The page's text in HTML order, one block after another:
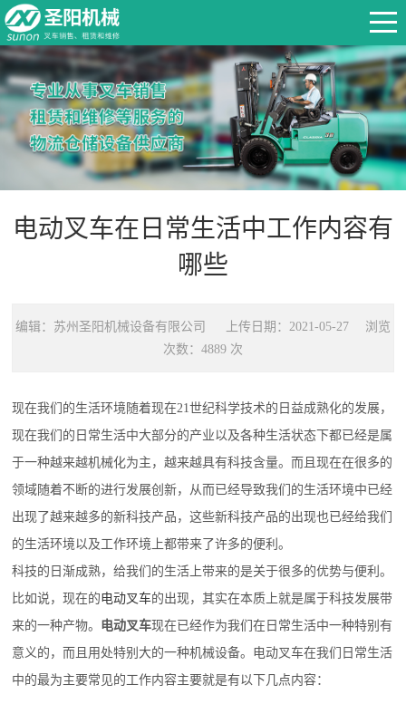
电动叉车在日常生活中工作内容有
哪些
编辑：苏州圣阳机械设备有限公司 上传日期：2021-05-27 浏览
次数：4889 次
现在我们的生活环境随着现在21世纪科学技术的日益成熟化的发展，
现在我们的日常生活中大部分的产业以及各种生活状态下都已经是属
于一种越来越机械化为主，越来越具有科技含量。而且现在在很多的
领域随着不断的进行发展创新，从而已经导致我们的生活环境中已经
出现了越来越多的新科技产品，这些新科技产品的出现也已经给我们
的生活环境以及工作环境上都带来了许多的便利。
科技的日渐成熟，给我们的生活上带来的是关于很多的优势与便利。
比如说，现在的电动叉车的出现，其实在本质上就是属于科技发展带
来的一种产物。 电动叉车现在已经作为我们在日常生活中一种特别有
意义的，而且用处特别大的一种机械设备。电动叉车在我们日常生活
中的最为主要常见的工作内容主要就是有以下几点内容：